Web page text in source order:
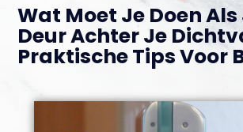
Wat Moet Je Doen Als
Deur Achter Je
Praktische Tips Voor